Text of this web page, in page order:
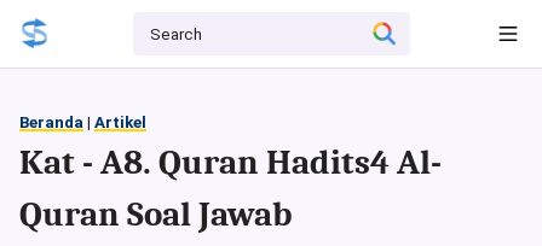
Beranda | Artikel
Kat - A8. Quran Hadits4 Al-
Quran Soal Jawab